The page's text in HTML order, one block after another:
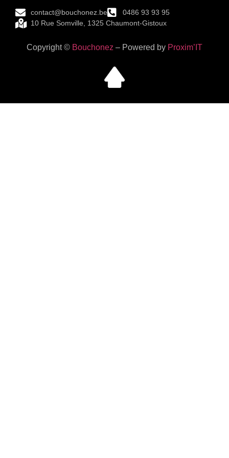
contact@bouchonez.be
0486 93 93 95
10 Rue Somville, 1325 Chaumont-Gistoux
Copyright © Bouchonez – Powered by Proxim’IT